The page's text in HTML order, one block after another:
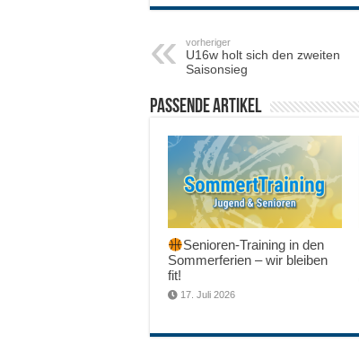
vorheriger
U16w holt sich den zweiten
Saisonsieg
Passende Artikel
Senioren-Training in den
Sommerferien – wir bleiben
fit!
17. Juli 2026